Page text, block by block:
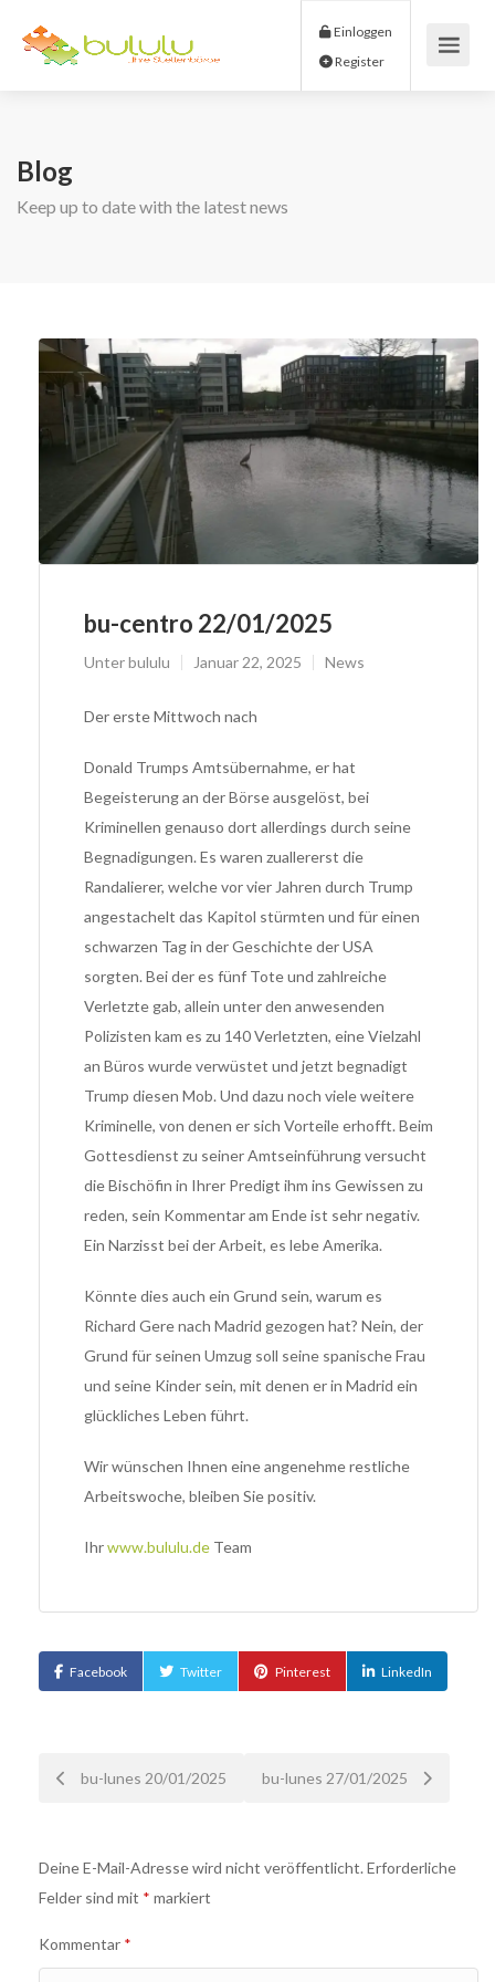
Einloggen
Blog
Keep up to date with the latest news
bu-centro 22/01/2025
Unterbululu Januar 22, 2025 News
Der erste Mittwoch nach
Donald Trumps Amtsübernahme, er hat
Begeisterung an der Börse ausgelöst, bei
Kriminellen genauso dort allerdings durch seine
Begnadigungen. Es waren zuallererst die
Randalierer, welche vor vier Jahren durch Trump
angestachelt das Kapitol stürmten und für einen
schwarzen Tag in der Geschichte der USA
sorgten. Bei der es fünf Tote und zahlreiche
Verletzte gab, allein unter den anwesenden
Polizisten kam es zu 140 Verletzten, eine Vielzahl
an Büros wurde verwüstet und jetzt begnadigt
Trump diesen Mob. Und dazu noch viele weitere
Kriminelle, von denen er sich Vorteile erhofft. Beim
Gottesdienst zu seiner Amtseinführung versucht
die Bischöfin in Ihrer Predigt ihm ins Gewissen zu
reden, sein Kommentar am Ende ist sehr negativ.
Ein Narzisst bei der Arbeit, es lebe Amerika.
Könnte dies auch ein Grund sein, warum es
Richard Gere nach Madrid gezogen hat? Nein, der
Grund für seinen Umzug soll seine spanische Frau
und seine Kinder sein, mit denen er in Madrid ein
glückliches Leben führt.
Wir wünschen Ihnen eine angenehme restliche
Arbeitswoche, bleiben Sie positiv.
Ihrwww.bululu.de Team
Facebook Twitter Pinterest LinkedIn
Nach
Navigation
bu-lunes 20/01/2025 bu-lunes 27/01/2025
Deine E-Mail-Adresse wird nicht veröffentlicht. Erforderliche
Felder sind mit * markiert
Kommentar *